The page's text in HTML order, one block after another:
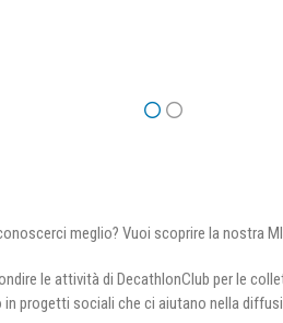
meglio? Vuoi scoprire la nostra
le attività di DecathlonClub per le
in progetti sociali che ci aiutano nella